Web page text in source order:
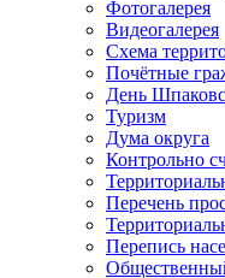
Фотогалерея
Видеогалерея
Схема
Почётные
День
Туризм
Дума округа
Контрольно
Перечень
Перепись